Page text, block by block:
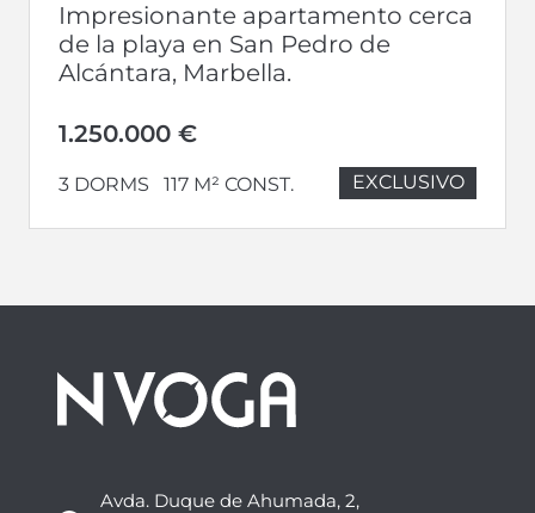
EXCLUSIVO
Impresionante apartamento cerca
de la playa en San Pedro de
Alcántara, Marbella.
1.250.000 €
3 DORMS 117 M² CONST.
Avda. Duque de Ahumada, 2,